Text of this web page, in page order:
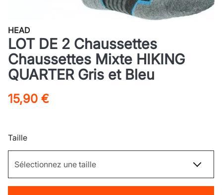
HEAD
LOT DE 2 Chaussettes
Chaussettes Mixte HIKING
QUARTER Gris et Bleu
15,90 €
Taille